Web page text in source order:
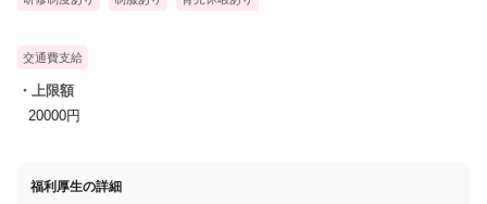
WAXと間引き、パーマをマネージャーが
一緒にレッスンを受けます。こちらも
交通費支給
・上限額
20000円
福利厚生の詳細